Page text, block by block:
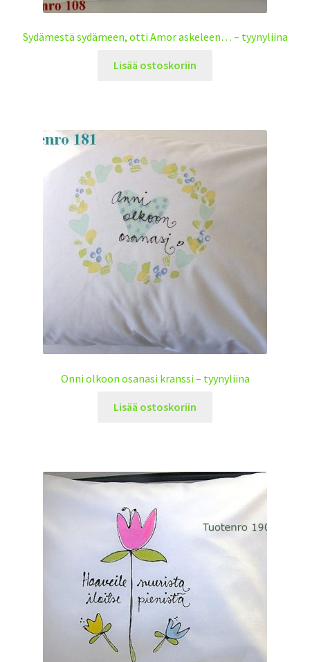
Sydämestä sydämeen, otti Amor askeleen… – tyynyliina
Lisää ostoskoriin
Onni olkoon osanasi kranssi – tyynyliina
Lisää ostoskoriin